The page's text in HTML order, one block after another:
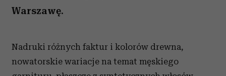
Warszawę.
Nadruki różnych faktur i kolorów drewna,
nowatorskie wariacje na temat męskiego